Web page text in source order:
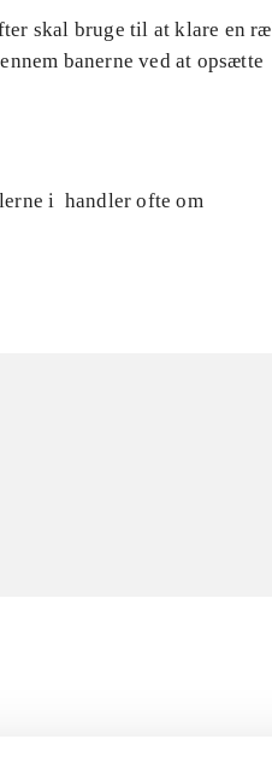
skal bruge til at klare en
banerne ved at opsætte
i handler ofte om